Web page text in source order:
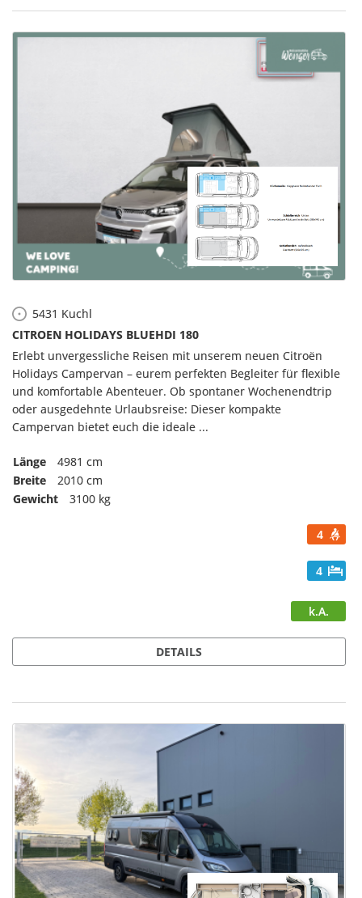
5431 Kuchl
CITROEN HOLIDAYS BLUEHDI 180
Erlebt unvergessliche Reisen mit unserem neuen Citroën
Holidays Campervan – eurem perfekten Begleiter für flexible
und komfortable Abenteuer. Ob spontaner Wochenendtrip
oder ausgedehnte Urlaubsreise: Dieser kompakte
Campervan bietet euch die ideale ...
Länge
4981 cm
Breite
2010 cm
Gewicht
3100 kg
4
4
k.A.
DETAILS